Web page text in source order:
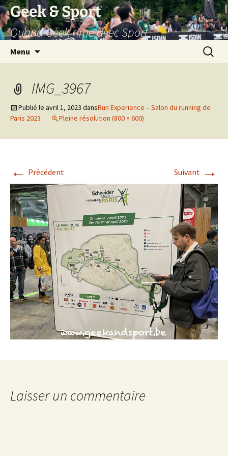
Aller
au
contenu
Geek & Sport
Quand Geek rime avec Sport
Menu
IMG_3967
Publié le avril 1, 2023 dansRun Experience – Salon du running de
Paris 2023
Pleine résolution (800 × 600)
← Précédent Suivant →
Laisser un commentaire